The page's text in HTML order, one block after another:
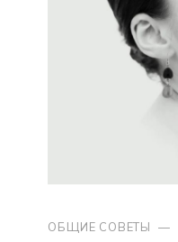
ОБЩИЕ СОВЕТЫ —